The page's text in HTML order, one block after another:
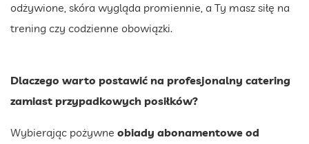
odżywione, skóra wygląda promiennie, a Ty masz siłę na
trening czy codzienne obowiązki.
Dlaczego warto postawić na profesjonalny catering
zamiast przypadkowych posiłków?
Wybierając pożywne obiady abonamentowe od